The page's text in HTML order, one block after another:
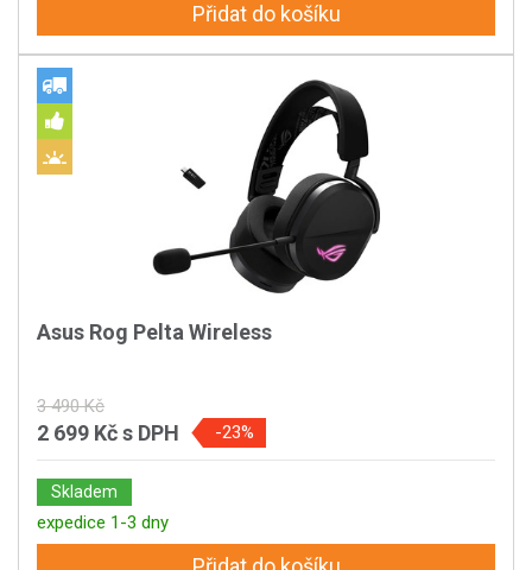
Přidat do košíku
Asus Rog Pelta Wireless
3 490 Kč
2 699 Kčs DPH -23%
Skladem
expedice 1-3 dny